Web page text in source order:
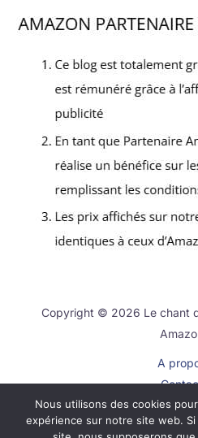
Copyright © 2026 Le chant
A
Plan du
Mentions
Nous utilisons des cookies
expérience sur notre site web.